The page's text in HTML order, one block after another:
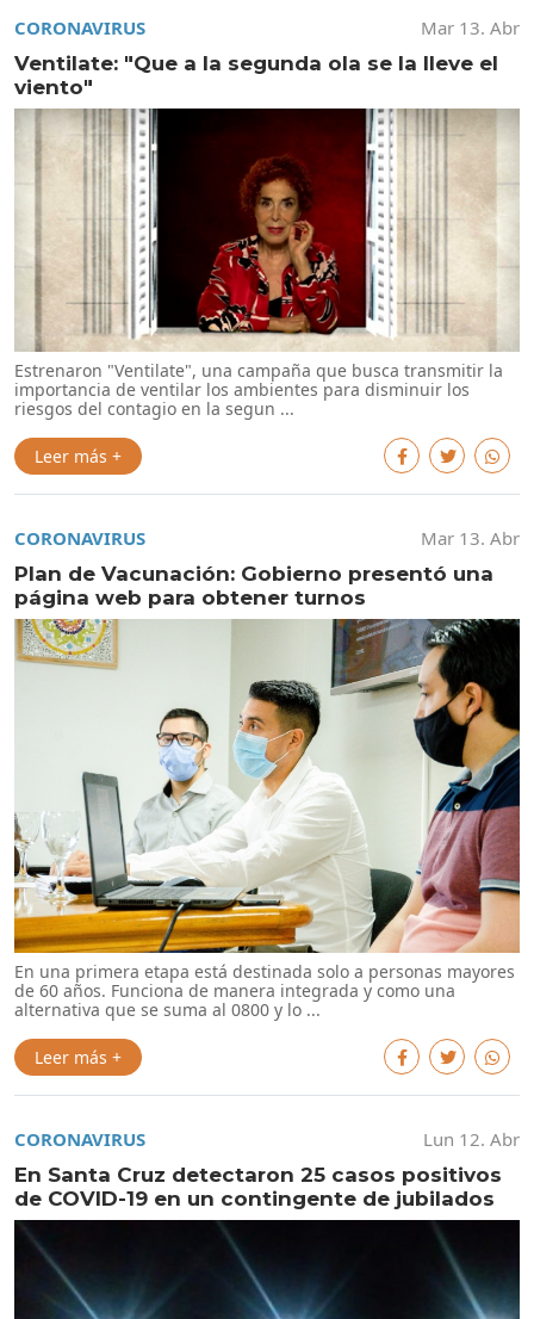
CORONAVIRUS
Mar 13. Abr
Ventilate: "Que a la segunda ola se la lleve el
viento"
Estrenaron "Ventilate", una campaña que busca transmitir la
importancia de ventilar los ambientes para disminuir los
riesgos del contagio en la segun ...
Leer más +
CORONAVIRUS
Mar 13. Abr
Plan de Vacunación: Gobierno presentó una
página web para obtener turnos
En una primera etapa está destinada solo a personas mayores
de 60 años. Funciona de manera integrada y como una
alternativa que se suma al 0800 y lo ...
Leer más +
CORONAVIRUS
Lun 12. Abr
En Santa Cruz detectaron 25 casos positivos
de COVID-19 en un contingente de jubilados